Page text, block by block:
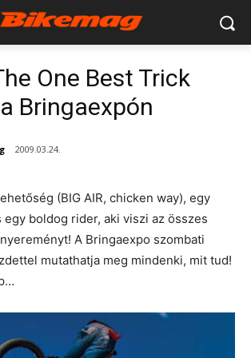
One Best Trick
Bringaexpón
2009.03.24.
(BIG AIR, chicken way), egy
boldog rider, aki viszi az összes
A Bringaexpo szombati
mutathatja meg mindenki, mit tud!